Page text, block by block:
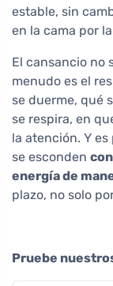
estable, sin
en la cama por
El cansancio no
menudo es el
se duerme, qué
se respira, en
la atención. Y
se esconden
energía de
plazo, no solo
Pruebe